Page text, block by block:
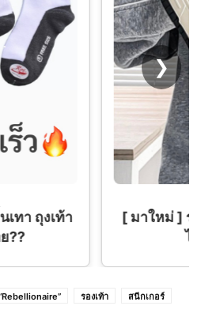
ใบสุดชิค สีใหม่ครีมดำ สวย
พร้อมส่งจากไทย
❯
รองเท้า
สนีกเกอร์